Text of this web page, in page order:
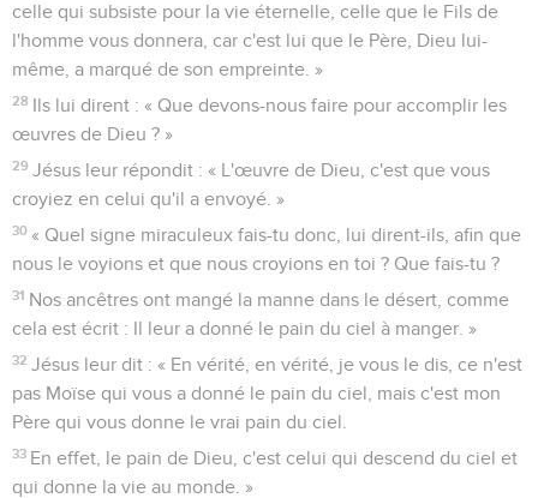
celle qui subsiste pour la vie éternelle, celle que le Fils de
l'homme vous donnera, car c'est lui que le Père, Dieu lui-
même, a marqué de son empreinte. »
28 Ils lui dirent : « Que devons-nous faire pour accomplir les
œuvres de Dieu ? »
29 Jésus leur répondit : « L'œuvre de Dieu, c'est que vous
croyiez en celui qu'il a envoyé. »
30 « Quel signe miraculeux fais-tu donc, lui dirent-ils, afin que
nous le voyions et que nous croyions en toi ? Que fais-tu ?
31 Nos ancêtres ont mangé la manne dans le désert, comme
cela est écrit : Il leur a donné le pain du ciel à manger. »
32 Jésus leur dit : « En vérité, en vérité, je vous le dis, ce n'est
pas Moïse qui vous a donné le pain du ciel, mais c'est mon
Père qui vous donne le vrai pain du ciel.
33 En effet, le pain de Dieu, c'est celui qui descend du ciel et
qui donne la vie au monde. »